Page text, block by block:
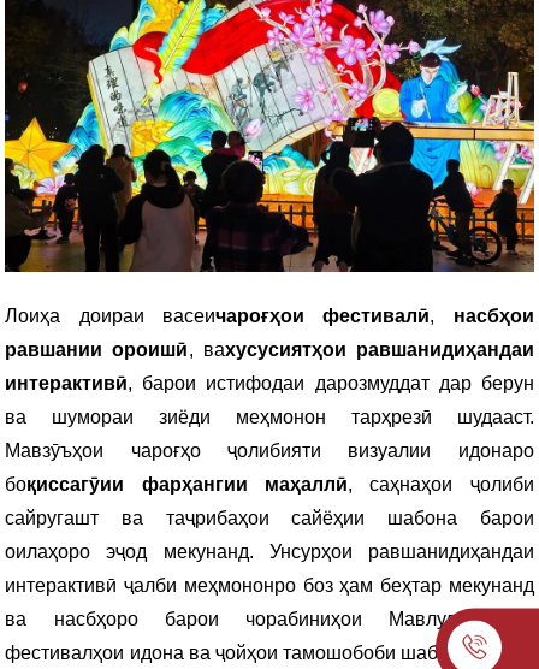
Лоиҳа доираи васеичароғҳои фестивалӣ, насбҳои
равшании ороишӣ, вахусусиятҳои равшанидиҳандаи
интерактивӣ, барои истифодаи дарозмуддат дар берун
ва шумораи зиёди меҳмонон тарҳрезӣ шудааст.
Мавзӯъҳои чароғҳо ҷолибияти визуалии идонаро
боқиссагӯии фарҳангии маҳаллӣ, саҳнаҳои ҷолиби
сайругашт ва таҷрибаҳои сайёҳии шабона барои
оилаҳоро эҷод мекунанд. Унсурҳои равшанидиҳандаи
интерактивӣ ҷалби меҳмононро боз ҳам беҳтар мекунанд
ва насбҳоро барои чорабиниҳои Мавлуди Исо,
фестивалҳои идона ва ҷойҳои тамошобоби шабонаи шаҳр